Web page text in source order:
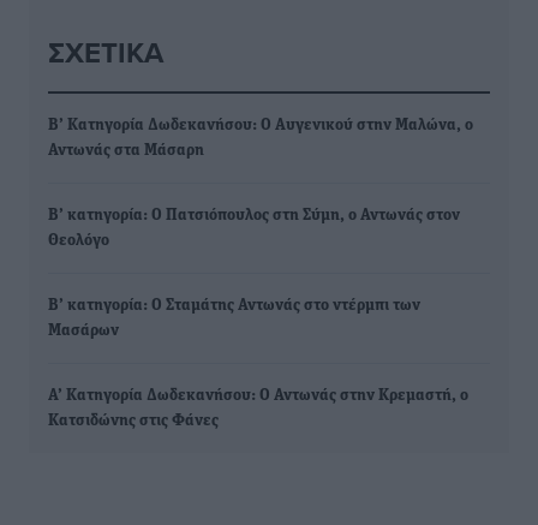
ΣΧΕΤΙΚΆ
Β’ Κατηγορία Δωδεκανήσου: Ο Αυγενικού στην Μαλώνα, ο
Αντωνάς στα Μάσαρη
Β’ κατηγορία: Ο Πατσιόπουλος στη Σύμη, ο Αντωνάς στον
Θεολόγο
Β’ κατηγορία: Ο Σταμάτης Αντωνάς στο ντέρμπι των
Μασάρων
Α’ Κατηγορία Δωδεκανήσου: Ο Αντωνάς στην Κρεμαστή, ο
Κατσιδώνης στις Φάνες